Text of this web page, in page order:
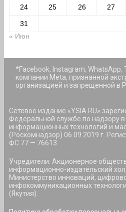
24 25 26 27
31
« Июн
*Facebook, Instagram,
компании Meta, признанной
организацией и запрещенной в
Сетевое издание «YSIA.RU»
Федеральной службе по надзору в
информационных технологий и
(Роскомнадзор) 06.09.2019 г.
ФС 77 — 76613.
Учредители: Акционерное
информационно-издательский
Министерство инноваций,
инфокоммуникационных
(Якутия).